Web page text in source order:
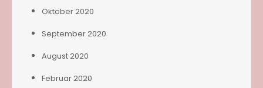
Oktober 2020
September 2020
August 2020
Februar 2020